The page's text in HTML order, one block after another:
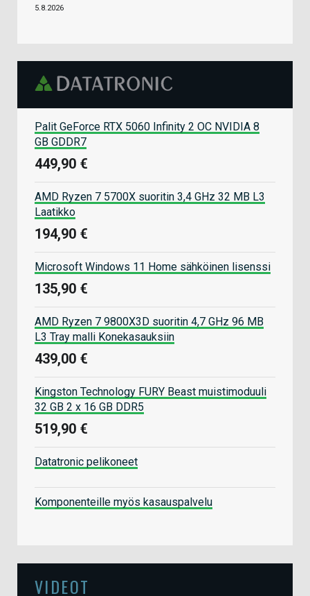
5.8.2026
Palit GeForce RTX 5060 Infinity 2 OC NVIDIA 8
GB GDDR7
449,90 €
AMD Ryzen 7 5700X suoritin 3,4 GHz 32 MB L3
Laatikko
194,90 €
Microsoft Windows 11 Home sähköinen lisenssi
135,90 €
AMD Ryzen 7 9800X3D suoritin 4,7 GHz 96 MB
L3 Tray malli Konekasauksiin
439,00 €
Kingston Technology FURY Beast muistimoduuli
32 GB 2 x 16 GB DDR5
519,90 €
Datatronic pelikoneet
Komponenteille myös kasauspalvelu
VIDEOT